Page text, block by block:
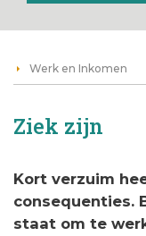
Werk en Inkomen
Ziek zijn
Kort verzuim
consequenties.
staat om te